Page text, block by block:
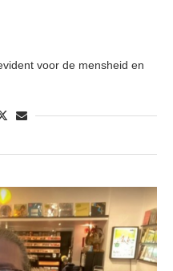
voor de mensheid en